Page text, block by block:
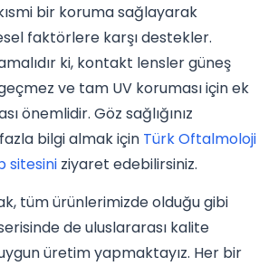
kısmi bir koruma sağlayarak
faktörlere karşı destekler.
ki, kontakt lensler güneş
ve tam UV koruması için ek
önemlidir. Göz sağlığınız
bilgi almak için Türk Oftalmoloji
sitesini ziyaret edebilirsiniz.
tüm ürünlerimizde olduğu gibi
de uluslararası kalite
üretim yapmaktayız. Her bir